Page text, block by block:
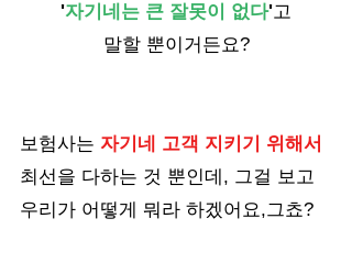
'자기네는 큰 잘못이 없다'고
말할 뿐이거든요?
보험사는 자기네 고객 지키기 위해서
최선을 다하는 것 뿐인데, 그걸 보고
우리가 어떻게 뭐라 하겠어요,그쵸?